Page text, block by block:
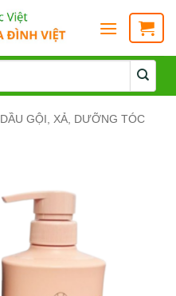
DẦU GỘI, XẢ, DƯỠNG TÓC